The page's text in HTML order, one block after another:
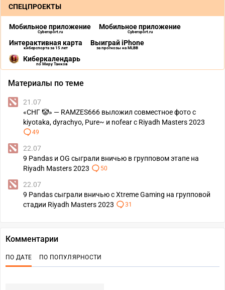
СПЕЦПРОЕКТЫ
Мобильное приложение
Cybersport.ru
Мобильное приложение
Cybersport.ru
Интерактивная карта
киберспорта за 15 лет
Выиграй iPhone
за прогнозы на MLBB
Киберкалендарь
по Миру Танков
Материалы по теме
21.07
«СНГ 🤡» — RAMZES666 выложил совместное фото с
kiyotaka, dyrachyo, Pure~ и nofear с Riyadh Masters 2023
49
22.07
9 Pandas и OG сыграли вничью в групповом этапе на
Riyadh Masters 2023
50
22.07
9 Pandas сыграли вничью с Xtreme Gaming на групповой
стадии Riyadh Masters 2023
31
Комментарии
ПО ДАТЕ ПО ПОПУЛЯРНОСТИ